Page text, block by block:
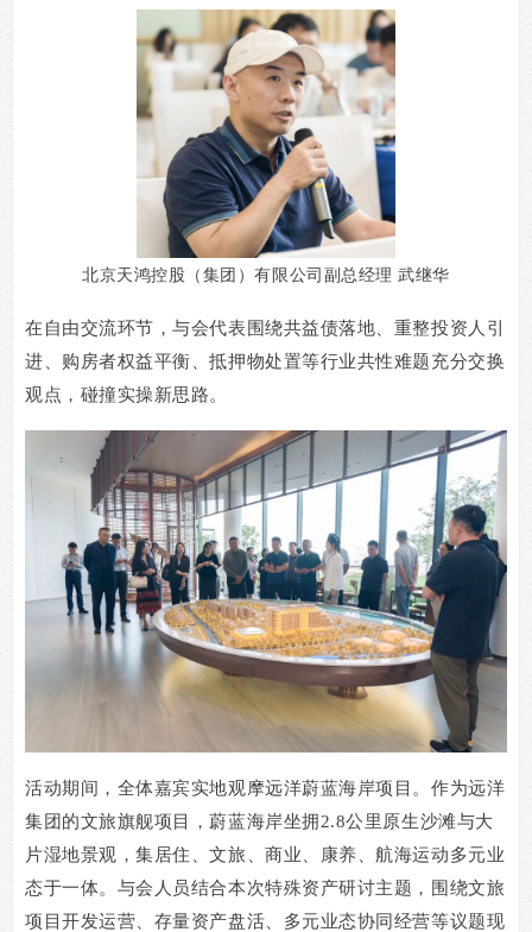
北京天鸿控股（集团）有限公司副总经理武继华
在自由交流环节，与会代表围绕共益债落地、重整投资人引
进、购房者权益平衡、抵押物处置等行业共性难题充分交换
观点，碰撞实操新思路。
活动期间，全体嘉宾实地观摩远洋蔚蓝海岸项目。作为远洋
集团的文旅旗舰项目，蔚蓝海岸坐拥 2.8公里原生沙滩与大
片湿地景观，集居住、文旅、商业、康养、航海运动多元业
态于一体。与会人员结合本次特殊资产研讨主题，围绕文旅
项目开发运营、存量资产盘活、多元业态协同经营等议题现